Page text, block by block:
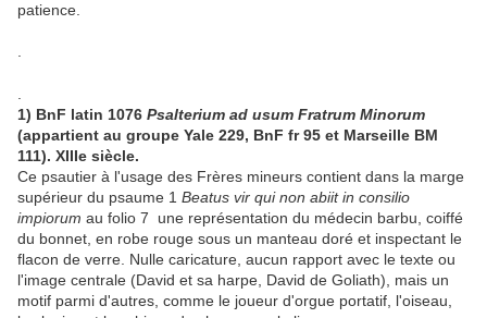
patience.
1) BnF latin 1076 Psalterium ad usum Fratrum Minorum
(appartient au groupe Yale 229, BnF fr 95 et Marseille BM
111). XIIIe siècle.
Ce psautier à l'usage des Frères mineurs contient dans la marge
supérieur du psaume 1 Beatus vir qui non abiit in consilio
impiorum au folio 7 une représentation du médecin barbu, coiffé
du bonnet, en robe rouge sous un manteau doré et inspectant le
flacon de verre. Nulle caricature, aucun rapport avec le texte ou
l'image centrale (David et sa harpe, David de Goliath), mais un
motif parmi d'autres, comme le joueur d'orgue portatif, l'oiseau,